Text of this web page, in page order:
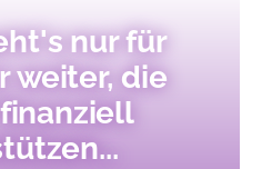
nur für
weiter, die